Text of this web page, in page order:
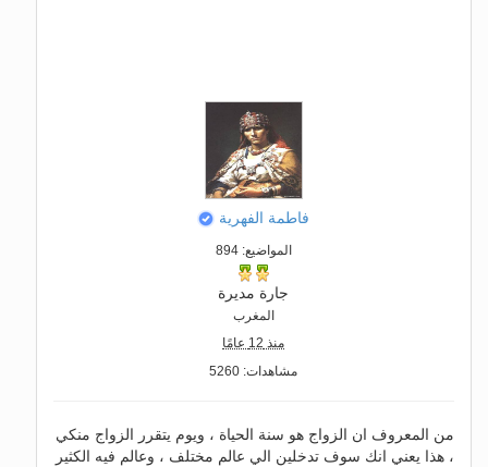
فاطمة الفهرية
المواضيع: 894
جارة مديرة
المغرب
منذ 12 عامًا
مشاهدات: 5260
من المعروف ان الزواج هو سنة الحياة ، ويوم يتقرر الزواج منكي
، هذا يعني انك سوف تدخلين الي عالم مختلف ، وعالم فيه الكثير